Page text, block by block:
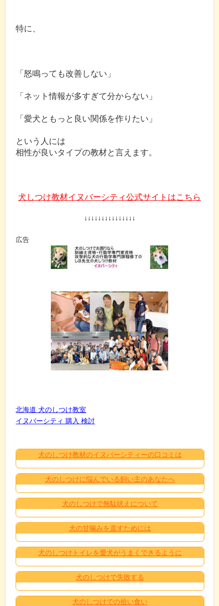
特に、
「怒鳴っても改善しない」
「ネット情報が多すぎて分からない」
「愛犬ともっと良い関係を作りたい」
という人には
相性が良いタイプの教材と言えます。
犬しつけ教材イヌバーシティ公式サイトはこちら
↓↓↓↓↓↓↓↓↓↓↓↓↓↓↓
広告
北海道 犬のしつけ教室
イヌバーシティ 購入 検討
犬のしつけ教材のイヌバーシティーの口コミは
犬のしつけに悩んでいる飼い主のあなたへ
犬のしつけで無駄吠えについて
犬の甘噛みを直すためには
犬のしつけトイレを愛犬がうまくできるように
犬のしつけで失敗する
犬のしつけでの拾い食い